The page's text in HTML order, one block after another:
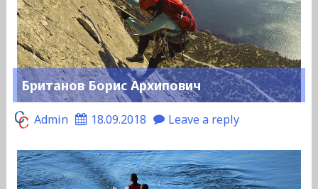
Британов Борис Архипович
Admin 18.09.2018 Leave a reply